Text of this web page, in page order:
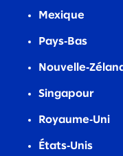
Mexique
Pays‑Bas
Singapour
Royaume‑Uni
États‑Unis